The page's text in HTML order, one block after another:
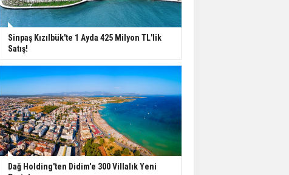
İkinci El Konut Fiyatları
İspanya'da Bir Yılda
Konut Satışları Güçlü
Seyrini Korudu Yabancıya
Satış Geriledi
ABD'de İnşaat
Sinpaş Kızılbük'te 1 Ayda 425 Milyon TL'lik
Satış!
Dağ Holding'ten Didim'e 300 Villalık Yeni